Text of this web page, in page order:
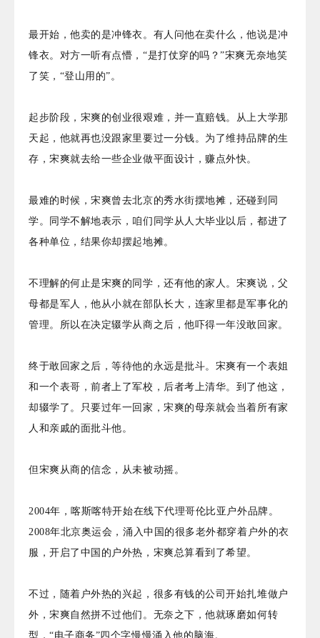
最开始，他卖的是冲锋衣。有人问他在卖什么，他说是冲
锋衣。对方一听有点懵，“是打仗穿的吗？”宋爽无奈地笑
了笑，“登山用的”。
起步阶段，宋爽的创业很艰难，并一直赔钱。从上大学那
天起，他就再也没跟家里要过一分钱。为了维持品牌的生
存，宋爽就去给一些企业做平面设计，赚点外快。
最难的时候，宋爽曾去北京的秀水街摆地摊，还碰到同
学。同学不解地表示，咱们同学从人大毕业以后，都进了
各种单位，结果你却摆起地摊。
不理解的何止是宋爽的同学，还有他的家人。宋爽说，父
母都是军人，他从小就在部队长大，连家里都是军事化的
管理。所以在决定辍学从商之后，他吓得一年没敢回家。
终于敢回家之后，等待他的永远是批斗。宋爽有一个表姐
和一个表哥，前者上了军校，后者考上清华。到了他这，
却辍学了。只要过年一回家，宋爽的母亲就会当着所有家
人和亲戚的面批斗他。
但宋爽从商的信念，从未被动摇。
2004年，喀斯喀特开始在线下代理哥伦比亚户外品牌。
2008年北京奥运会，涌入中国的很多老外都穿着户外的衣
服，开启了中国的户外热，宋爽总算看到了希望。
不过，随着户外热的兴起，很多有钱的公司开始扎堆做户
外，宋爽自然拼不过他们。无奈之下，他就琢磨如何转
型，“电子商务”四个字慢慢涌入他的脑海。